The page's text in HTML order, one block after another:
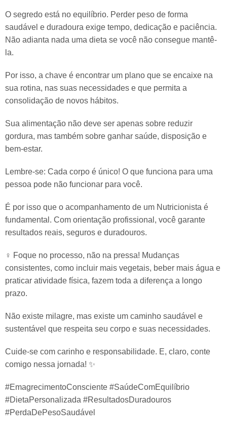
O segredo está no equilíbrio. Perder peso de forma
saudável e duradoura exige tempo, dedicação e paciência.
Não adianta nada uma dieta se você não consegue mantê-
la.
Por isso, a chave é encontrar um plano que se encaixe na
sua rotina, nas suas necessidades e que permita a
consolidação de novos hábitos.
Sua alimentação não deve ser apenas sobre reduzir
gordura, mas também sobre ganhar saúde, disposição e
bem-estar.
Lembre-se: Cada corpo é único! O que funciona para uma
pessoa pode não funcionar para você.
É por isso que o acompanhamento de um Nutricionista é
fundamental. Com orientação profissional, você garante
resultados reais, seguros e duradouros.
‍♀️ Foque no processo, não na pressa! Mudanças
consistentes, como incluir mais vegetais, beber mais água e
praticar atividade física, fazem toda a diferença a longo
prazo.
Não existe milagre, mas existe um caminho saudável e
sustentável que respeita seu corpo e suas necessidades.
Cuide-se com carinho e responsabilidade. E, claro, conte
comigo nessa jornada! ✨
#EmagrecimentoConsciente #SaúdeComEquilíbrio
#DietaPersonalizada #ResultadosDuradouros
#PerdaDePesoSaudável